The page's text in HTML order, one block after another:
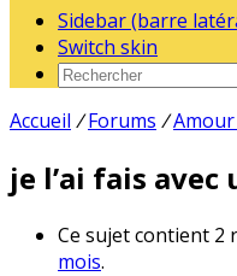
Sidebar (barre
Switch skin
Accueil / Forums /
je l’ai fais avec
Ce sujet contient 2
mois.